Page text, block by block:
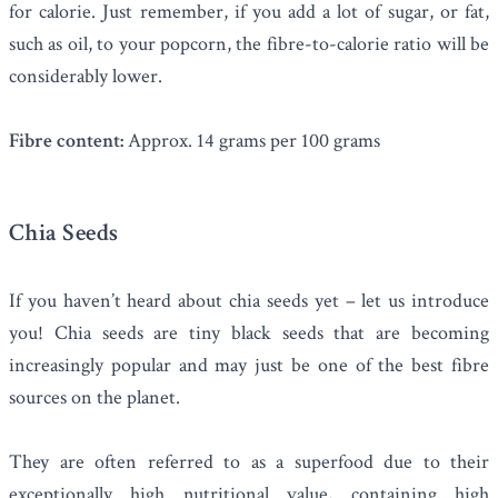
for calorie. Just remember, if you add a lot of sugar, or fat,
such as oil, to your popcorn, the fibre-to-calorie ratio will be
considerably lower.
Fibre content:Approx. 14 grams per 100 grams
Chia Seeds
If you haven’t heard aboutchia seedsyet – let us introduce
you! Chia seeds are tiny black seeds that are becoming
increasingly popular and may just be one of the best fibre
sources on the planet.
They are often referred to as a superfood due to their